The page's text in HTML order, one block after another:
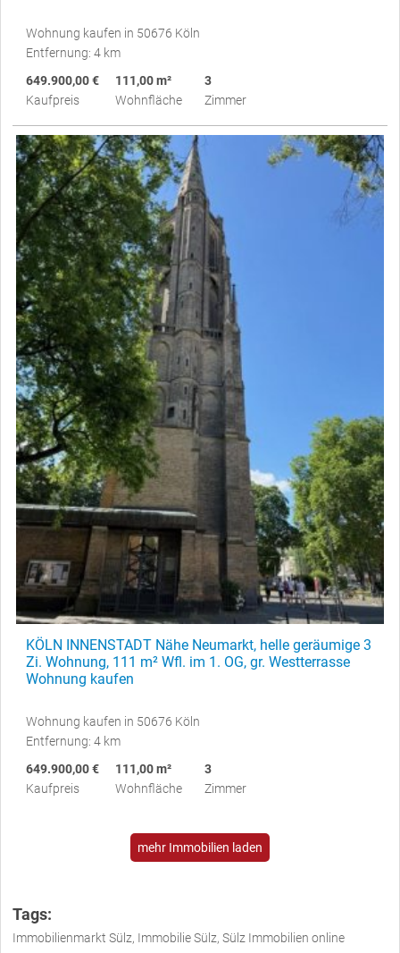
Wohnung kaufen in 50676 Köln
Entfernung: 4 km
649.900,00 €
Kaufpreis
111,00 m²
Wohnfläche
3
Zimmer
KÖLN INNENSTADT Nähe Neumarkt, helle geräumige 3
Zi. Wohnung, 111 m² Wfl. im 1. OG, gr. Westterrasse
Wohnung kaufen
Wohnung kaufen in 50676 Köln
Entfernung: 4 km
649.900,00 €
Kaufpreis
111,00 m²
Wohnfläche
3
Zimmer
mehr Immobilien laden
Tags:
Immobilienmarkt Sülz, Immobilie Sülz, Sülz Immobilien online